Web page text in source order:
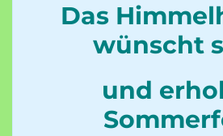
Das
wünscht
und